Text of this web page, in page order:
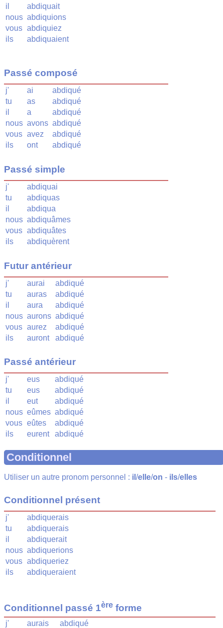
il
abdiquait
nous abdiquions
vous abdiquiez
ils
abdiquaient
Passé composé
j' ai
abdiqué
tu
as
abdiqué
il
a
abdiqué
nous avons abdiqué
vous avez
abdiqué
ils
ont abdiqué
Passé simple
j'
abdiquai
tu
abdiquas
il
abdiqua
nous abdiquâmes
vous abdiquâtes
ils
abdiquèrent
Futur antérieur
j' aurai
abdiqué
tu
auras
abdiqué
il
aura
abdiqué
nous aurons abdiqué
vous aurez
abdiqué
ils
auront abdiqué
Passé antérieur
j' eus
abdiqué
tu
eus
abdiqué
il
eut
abdiqué
nous eûmes abdiqué
vous eûtes
abdiqué
ils
eurent abdiqué
Conditionnel
Utiliser un autre pronom personnel : il /elle/on - ils/elles
Conditionnel présent
j'
abdiquerais
tu
abdiquerais
il
abdiquerait
nous abdiquerions
vous abdiqueriez
ils
abdiqueraient
Conditionnel passé 1ère forme
j' aurais abdiqué